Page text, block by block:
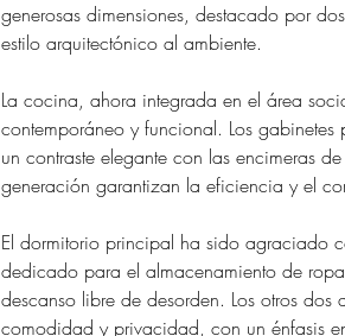
generosas dimensiones, destacado por
estilo arquitectónico al ambiente.
La cocina, ahora integrada en el área
contemporáneo y funcional. Los
un contraste elegante con las encimeras
generación garantizan la eficiencia y el
El dormitorio principal ha sido agraciado
dedicado para el almacenamiento de
descanso libre de desorden. Los otros
comodidad y privacidad, con un énfasis